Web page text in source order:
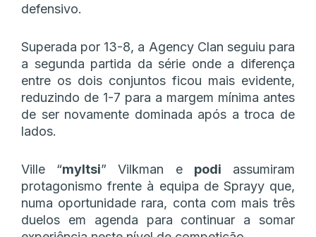
defensivo.
Superada por 13-8, a Agency Clan seguiu para
a segunda partida da série onde a diferença
entre os dois conjuntos ficou mais evidente,
reduzindo de 1-7 para a margem mínima antes
de ser novamente dominada após a troca de
lados.
Ville “myltsi” Vilkman e podi assumiram
protagonismo frente à equipa de Sprayy que,
numa oportunidade rara, conta com mais três
duelos em agenda para continuar a somar